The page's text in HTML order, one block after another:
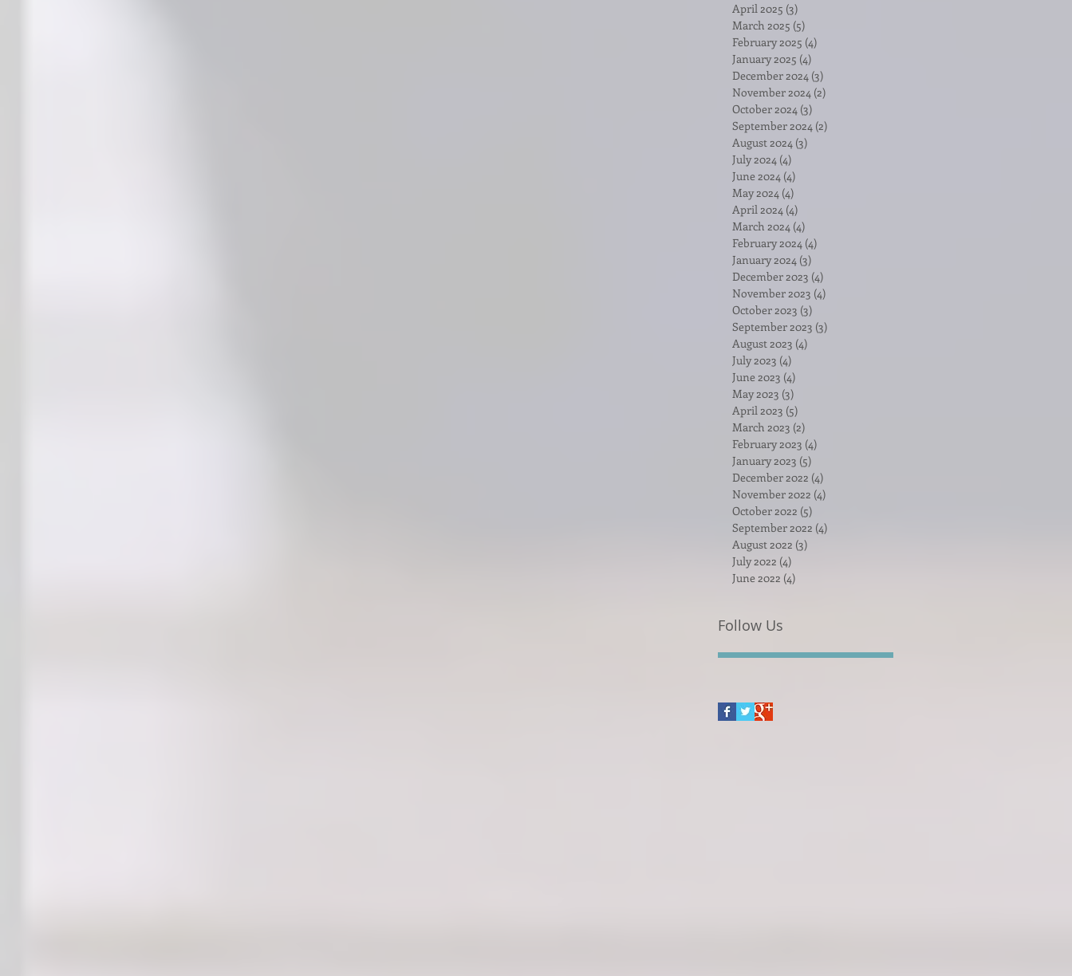
April 2025 (3)
March 2025 (5)
February 2025 (4)
January 2025 (4)
December 2024 (3)
November 2024 (2)
October 2024 (3)
September 2024 (2)
August 2024 (3)
July 2024 (4)
June 2024 (4)
May 2024 (4)
April 2024 (4)
March 2024 (4)
February 2024 (4)
January 2024 (3)
December 2023 (4)
November 2023 (4)
October 2023 (3)
September 2023 (3)
August 2023 (4)
July 2023 (4)
June 2023 (4)
May 2023 (3)
April 2023 (5)
March 2023 (2)
February 2023 (4)
January 2023 (5)
December 2022 (4)
November 2022 (4)
October 2022 (5)
September 2022 (4)
August 2022 (3)
July 2022 (4)
June 2022 (4)
Follow Us